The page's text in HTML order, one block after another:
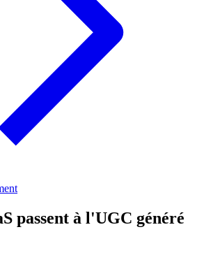
passent à l'UGC généré